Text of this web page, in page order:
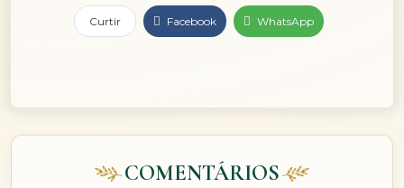
Curtir Facebook WhatsApp
COMENTÁRIOS